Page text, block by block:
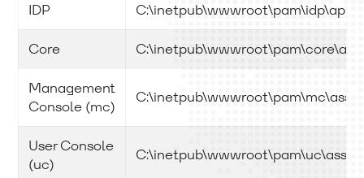
IDP
Core
Management
Console (mc)
User Console
(uc)